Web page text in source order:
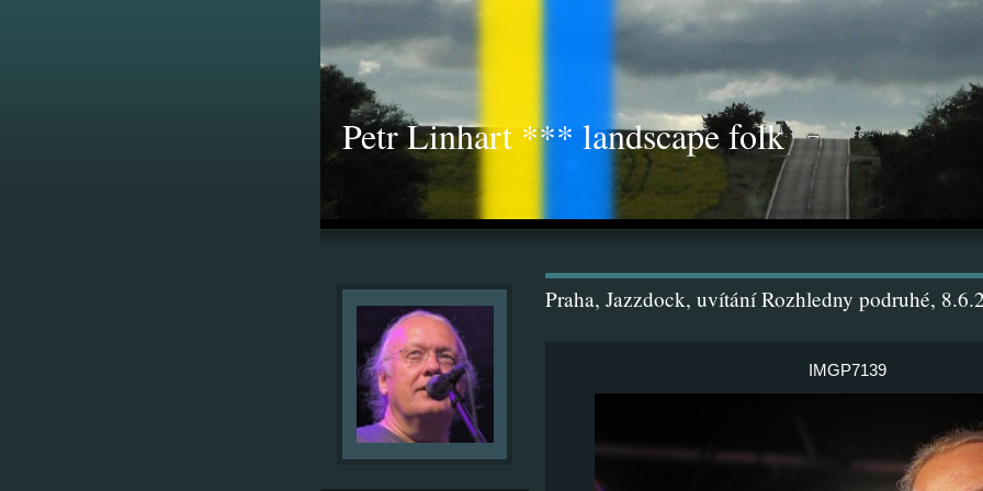
Petr Linhart *** landscape folk
Praha, Jazzdock, uvítání Rozhledny podruhé,
IMGP7139